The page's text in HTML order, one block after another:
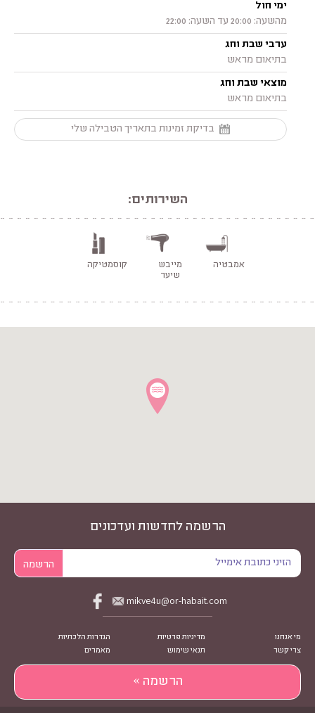
ימי חול
מהשעה: 20:00 עד השעה: 22:00
ערבי שבת וחג
בתיאום מראש
מוצאי שבת וחג
בתיאום מראש
בדיקת זמינות בתאריך הטבילה שלי
השירותים:
אמבטיה
מייבש
שיער
קוסמטיקה
הרשמה לחדשות ועדכונים
mikve4u@or-habait.com
מי אנחנו
צרי קשר
מדיניות פרטיות
תנאי שימוש
הגדרות הלכתיות
מאמרים
הרשמה »